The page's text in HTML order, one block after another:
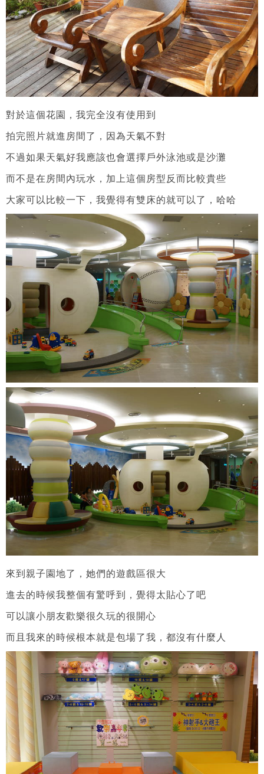
對於這個花園，我完全沒有使用到
拍完照片就進房間了，因為天氣不對
不過如果天氣好我應該也會選擇戶外泳池或是沙灘
而不是在房間內玩水，加上這個房型反而比較貴些
大家可以比較一下，我覺得有雙床的就可以了，哈哈
來到親子園地了，她們的遊戲區很大
進去的時候我整個有驚呼到，覺得太貼心了吧
可以讓小朋友歡樂很久玩的很開心
而且我來的時候根本就是包場了我，都沒有什麼人